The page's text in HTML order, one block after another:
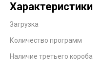
Характеристики
Загрузка
Количество программ
Наличие третьего короба